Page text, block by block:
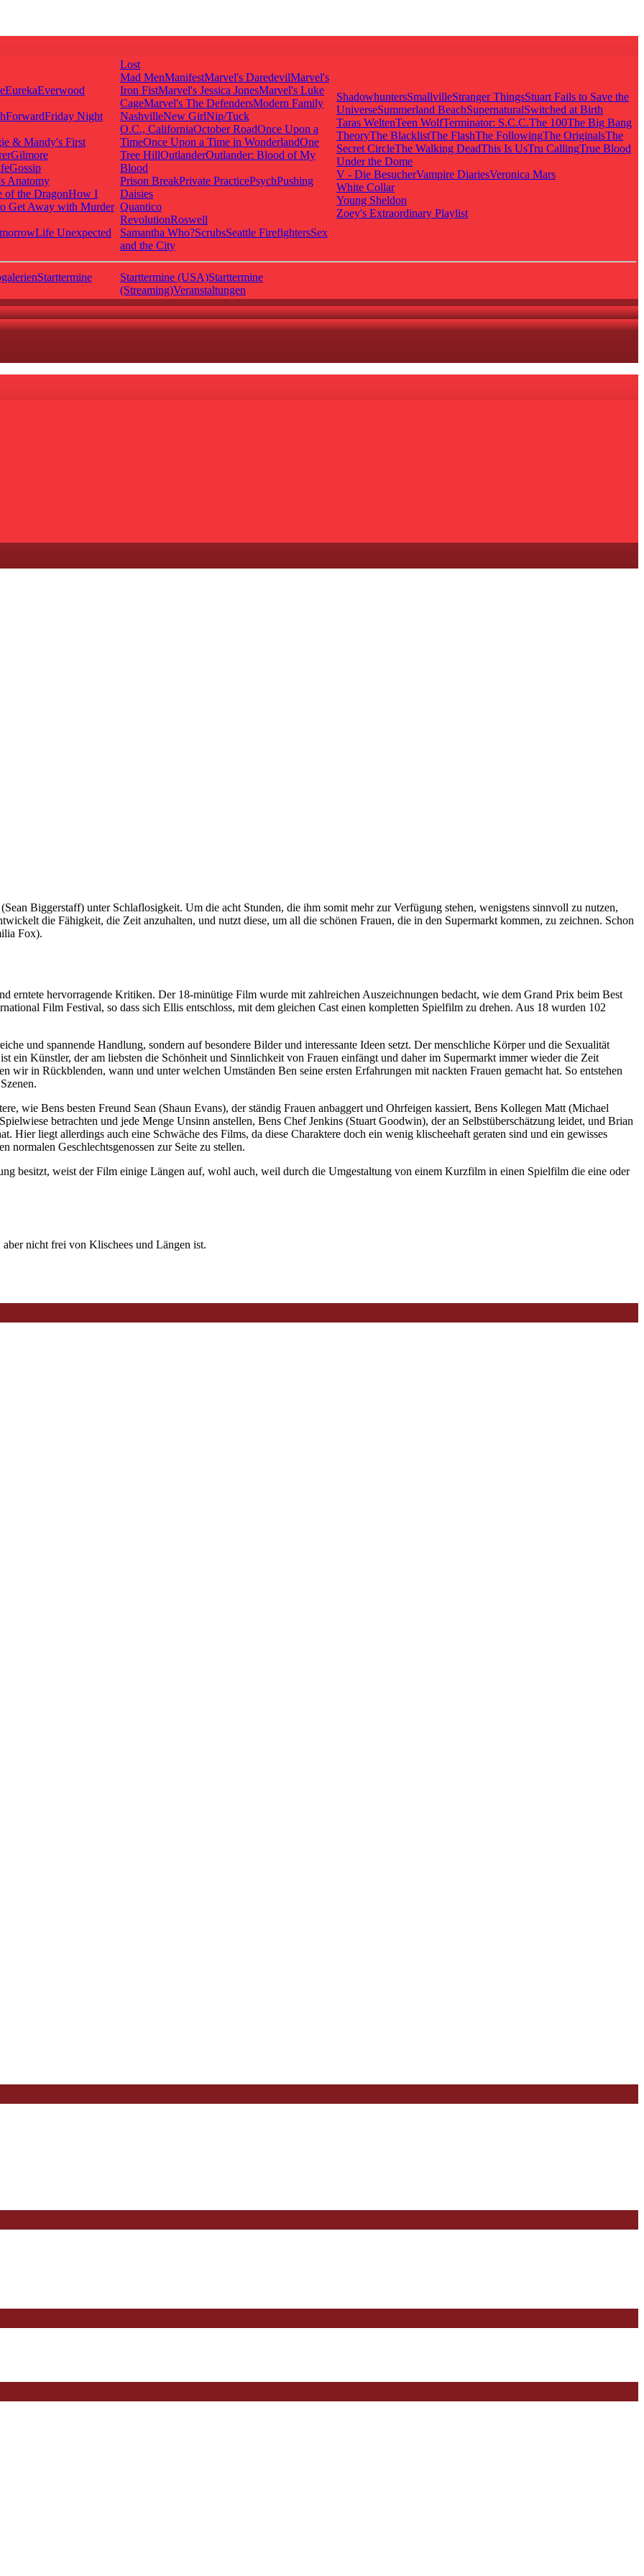
EurekaEverwood
Friday Night
& Mandy's First
Gilmore
Gossip
Anatomy
of the DragonHow I
Get Away with Murder
Life Unexpected
Lost
Mad MenManifestMarvel's DaredevilMarvel's
Iron FistMarvel's Jessica JonesMarvel's Luke
CageMarvel's The DefendersModern Family
NashvilleNew GirlNip/Tuck
O.C., CaliforniaOctober RoadOnce Upon a
TimeOnce Upon a Time in WonderlandOne
Tree HillOutlanderOutlander: Blood of My
Blood
Prison BreakPrivate PracticePsychPushing
Daisies
Quantico
RevolutionRoswell
Samantha Who?ScrubsSeattle FirefightersSex
and the City
ShadowhuntersSmallvilleStranger ThingsStuart Fails to Save the
UniverseSummerland BeachSupernaturalSwitched at Birth
Taras WeltenTeen WolfTerminator: S.C.C.The 100The Big Bang
TheoryThe BlacklistThe FlashThe FollowingThe OriginalsThe
Secret CircleThe Walking DeadThis Is UsTru CallingTrue Blood
Under the Dome
V - Die BesucherVampire DiariesVeronica Mars
White Collar
Young Sheldon
Zoey's Extraordinary Playlist
Starttermine
Starttermine (USA)Starttermine
(Streaming)Veranstaltungen
Biggerstaff) unter Schlaflosigkeit. Um die acht Stunden, die ihm somit mehr zur Verfügung stehen, wenigstens sinnvoll zu nutzen,
die Fähigkeit, die Zeit anzuhalten, und nutzt diese, um all die schönen Frauen, die in den Supermarkt kommen, zu zeichnen. Schon
Fox).
erntete hervorragende Kritiken. Der 18-minütige Film wurde mit zahlreichen Auszeichnungen bedacht, wie dem Grand Prix beim Best
Film Festival, so dass sich Ellis entschloss, mit dem gleichen Cast einen kompletten Spielfilm zu drehen. Aus 18 wurden 102
und spannende Handlung, sondern auf besondere Bilder und interessante Ideen setzt. Der menschliche Körper und die Sexualität
ein Künstler, der am liebsten die Schönheit und Sinnlichkeit von Frauen einfängt und daher im Supermarkt immer wieder die Zeit
wir in Rückblenden, wann und unter welchen Umständen Ben seine ersten Erfahrungen mit nackten Frauen gemacht hat. So entstehen
wie Bens besten Freund Sean (Shaun Evans), der ständig Frauen anbaggert und Ohrfeigen kassiert, Bens Kollegen Matt (Michael
betrachten und jede Menge Unsinn anstellen, Bens Chef Jenkins (Stuart Goodwin), der an Selbstüberschätzung leidet, und Brian
liegt allerdings auch eine Schwäche des Films, da diese Charaktere doch ein wenig klischeehaft geraten sind und ein gewisses
normalen Geschlechtsgenossen zur Seite zu stellen.
besitzt, weist der Film einige Längen auf, wohl auch, weil durch die Umgestaltung von einem Kurzfilm in einen Spielfilm die eine oder
nicht frei von Klischees und Längen ist.